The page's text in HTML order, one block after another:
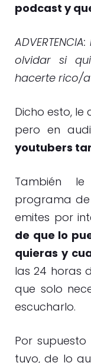
podcast y
olvidar si
hacerte rico/a
Dicho esto,
pero en
youtubers
También
programa
emites por
de que lo
quieras y
las 24 horas
que solo
escucharlo.
Por
tuyo, de lo